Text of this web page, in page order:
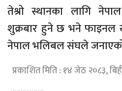
तेश्रो स्थानका लागि
शुक्रबार हुने छ भने फाइनल
नेपाल भलिबल संघले
प्रकाशित मिति : १४ जेठ २०८३,